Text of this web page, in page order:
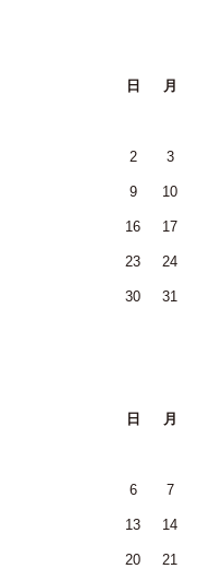
日 月
2 3
9 10
16 17
23 24
30 31
日 月
6 7
13 14
20 21